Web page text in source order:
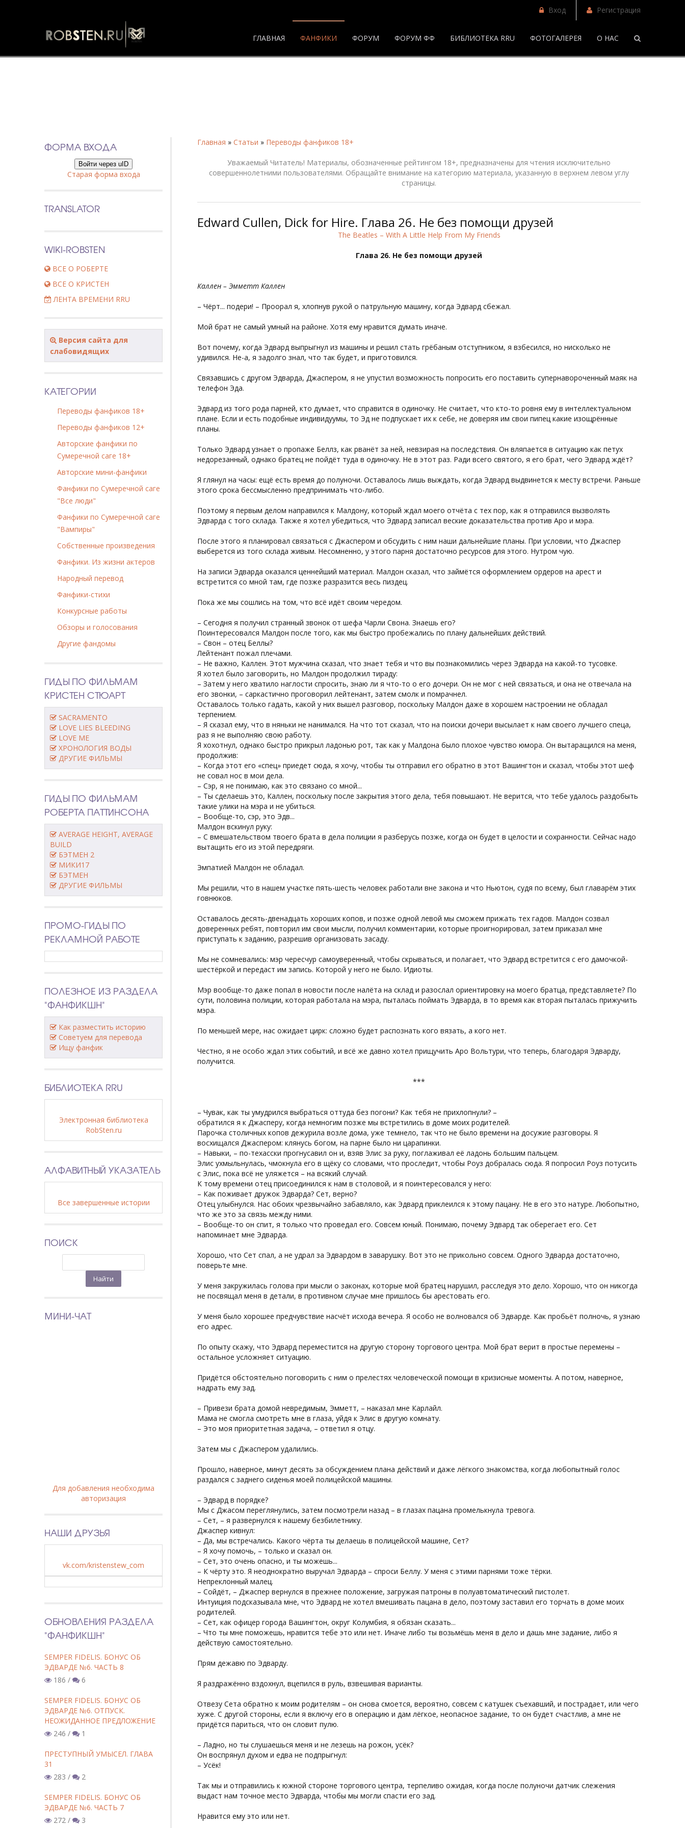
Вход Регистрация
ГЛАВНАЯ ФАНФИКИ ФОРУМ ФОРУМ ФФ БИБЛИОТЕКА RRU ФОТОГАЛЕРЕЯ О НАС
Главная » Статьи » Переводы фанфиков 18+
Уважаемый Читатель! Материалы, обозначенные рейтингом 18+, предназначены для чтения исключительно
совершеннолетними пользователями. Обращайте внимание на категорию материала, указанную в верхнем левом углу
страницы.
Edward Cullen, Dick for Hire. Глава 26. Не без помощи друзей
The Beatles – With A Little Help From My Friends
Глава 26. Не без помощи друзей
Каллен – Эмметт Каллен
– Чёрт... подери! – Проорал я, хлопнув рукой о патрульную машину, когда Эдвард сбежал.
Мой брат не самый умный на районе. Хотя ему нравится думать иначе.
Вот почему, когда Эдвард выпрыгнул из машины и решил стать грёбаным отступником, я взбесился, но нисколько не
удивился. Не-а, я задолго знал, что так будет, и приготовился.
Связавшись с другом Эдварда, Джаспером, я не упустил возможность попросить его поставить супернавороченный маяк на
телефон Эда.
Эдвард из того рода парней, кто думает, что справится в одиночку. Не считает, что кто-то ровня ему в интеллектуальном
плане. Если и есть подобные индивидуумы, то Эд не подпускает их к себе, не доверяя им свои пипец какие изощрённые
планы.
Только Эдвард узнает о пропаже Беллз, как рванёт за ней, невзирая на последствия. Он вляпается в ситуацию как петух
недорезанный, однако братец не пойдёт туда в одиночку. Не в этот раз. Ради всего святого, я его брат, чего Эдвард ждёт?
Я глянул на часы: ещё есть время до полуночи. Оставалось лишь выждать, когда Эдвард выдвинется к месту встречи. Раньше
этого срока бессмысленно предпринимать что-либо.
Поэтому я первым делом направился к Малдону, который ждал моего отчёта с тех пор, как я отправился вызволять
Эдварда с того склада. Также я хотел убедиться, что Эдвард записал веские доказательства против Аро и мэра.
После этого я планировал связаться с Джаспером и обсудить с ним наши дальнейшие планы. При условии, что Джаспер
выберется из того склада живым. Несомненно, у этого парня достаточно ресурсов для этого. Нутром чую.
На записи Эдварда оказался ценнейший материал. Малдон сказал, что займётся оформлением ордеров на арест и
встретится со мной там, где позже разразится весь пиздец.
Пока же мы сошлись на том, что всё идёт своим чередом.
– Сегодня я получил странный звонок от шефа Чарли Свона. Знаешь его?
Поинтересовался Малдон после того, как мы быстро пробежались по плану дальнейших действий.
– Свон – отец Беллы?
Лейтенант пожал плечами.
– Не важно, Каллен. Этот мужчина сказал, что знает тебя и что вы познакомились через Эдварда на какой-то тусовке.
Я хотел было заговорить, но Малдон продолжил тираду:
– Затем у него хватило наглости спросить, знаю ли я что-то о его дочери. Он не мог с ней связаться, и она не отвечала на
его звонки, – саркастично проговорил лейтенант, затем смолк и помрачнел.
Оставалось только гадать, какой у них вышел разговор, поскольку Малдон даже в хорошем настроении не обладал
терпением.
– Я сказал ему, что в няньки не нанимался. На что тот сказал, что на поиски дочери высылает к нам своего лучшего спеца,
раз я не выполняю свою работу.
Я хохотнул, однако быстро прикрыл ладонью рот, так как у Малдона было плохое чувство юмора. Он вытаращился на меня,
продолжив:
– Когда этот его «спец» приедет сюда, я хочу, чтобы ты отправил его обратно в этот Вашингтон и сказал, чтобы этот шеф
не совал нос в мои дела.
– Сэр, я не понимаю, как это связано со мной...
– Ты сделаешь это, Каллен, поскольку после закрытия этого дела, тебя повышают. Не верится, что тебе удалось раздобыть
такие улики на мэра и не убиться.
– Вообще-то, сэр, это Эдв...
Малдон вскинул руку:
– С вмешательством твоего брата в дела полиции я разберусь позже, когда он будет в целости и сохранности. Сейчас надо
вытащить его из этой передряги.
Эмпатией Малдон не обладал.
Мы решили, что в нашем участке пять-шесть человек работали вне закона и что Ньютон, судя по всему, был главарём этих
говнюков.
Оставалось десять-двенадцать хороших копов, и позже одной левой мы сможем прижать тех гадов. Малдон созвал
доверенных ребят, повторил им свои мысли, получил комментарии, которые проигнорировал, затем приказал мне
приступать к заданию, разрешив организовать засаду.
Мы не сомневались: мэр чересчур самоуверенный, чтобы скрываться, и полагает, что Эдвард встретится с его дамочкой-
шестёркой и передаст им запись. Которой у него не было. Идиоты.
Мэр вообще-то даже попал в новости после налёта на склад и разослал ориентировку на моего братца, представляете? По
сути, половина полиции, которая работала на мэра, пыталась поймать Эдварда, в то время как вторая пыталась прижучить
мэра.
По меньшей мере, нас ожидает цирк: сложно будет распознать кого вязать, а кого нет.
Честно, я не особо ждал этих событий, и всё же давно хотел прищучить Аро Вольтури, что теперь, благодаря Эдварду,
получится.
***
– Чувак, как ты умудрился выбраться оттуда без погони? Как тебя не прихлопнули? –
обратился я к Джасперу, когда немногим позже мы встретились в доме моих родителей.
Парочка столичных копов дежурила возле дома, уже темнело, так что не было времени на досужие разговоры. Я
восхищался Джаспером: клянусь богом, на парне было ни царапинки.
– Навыки, – по-техасски прогнусавил он и, взяв Элис за руку, поглаживал её ладонь большим пальцем.
Элис ухмыльнулась, чмокнула его в щёку со словами, что проследит, чтобы Роуз добралась сюда. Я попросил Роуз потусить
с Элис, пока всё не уляжется – на всякий случай.
К тому времени отец присоединился к нам в столовой, и я поинтересовался у него:
– Как поживает дружок Эдварда? Сет, верно?
Отец улыбнулся. Нас обоих чрезвычайно забавляло, как Эдвард приклеился к этому пацану. Не в его это натуре. Любопытно,
что же это за связь между ними.
– Вообще-то он спит, я только что проведал его. Совсем юный. Понимаю, почему Эдвард так оберегает его. Сет
напоминает мне Эдварда.
Хорошо, что Сет спал, а не удрал за Эдвардом в заварушку. Вот это не прикольно совсем. Одного Эдварда достаточно,
поверьте мне.
У меня закружилась голова при мысли о законах, которые мой братец нарушил, расследуя это дело. Хорошо, что он никогда
не посвящал меня в детали, в противном случае мне пришлось бы арестовать его.
У меня было хорошее предчувствие насчёт исхода вечера. Я особо не волновался об Эдварде. Как пробьёт полночь, я узнаю
его адрес.
По опыту скажу, что Эдвард переместится на другую сторону торгового центра. Мой брат верит в простые перемены –
остальное усложняет ситуацию.
Придётся обстоятельно поговорить с ним о прелестях человеческой помощи в кризисные моменты. А потом, наверное,
надрать ему зад.
– Привези брата домой невредимым, Эмметт, – наказал мне Карлайл.
Мама не смогла смотреть мне в глаза, уйдя к Элис в другую комнату.
– Это моя приоритетная задача, – ответил я отцу.
Затем мы с Джаспером удалились.
Прошло, наверное, минут десять за обсуждением плана действий и даже лёгкого знакомства, когда любопытный голос
раздался с заднего сиденья моей полицейской машины.
– Эдвард в порядке?
Мы с Джасом переглянулись, затем посмотрели назад – в глазах пацана промелькнула тревога.
– Сет, – я развернулся к нашему безбилетнику.
Джаспер кивнул:
– Да, мы встречались. Какого чёрта ты делаешь в полицейской машине, Сет?
– Я хочу помочь, – только и сказал он.
– Сет, это очень опасно, и ты можешь...
– К чёрту это. Я неоднократно выручал Эдварда – спроси Беллу. У меня с этими парнями тоже тёрки.
Непреклонный малец.
– Сойдёт, – Джаспер вернулся в прежнее положение, загружая патроны в полуавтоматический пистолет.
Интуиция подсказывала мне, что Эдвард не хотел вмешивать пацана в дело, поэтому заставил его торчать в доме моих
родителей.
– Сет, как офицер города Вашингтон, округ Колумбия, я обязан сказать...
– Что ты мне поможешь, нравится тебе это или нет. Иначе либо ты возьмёшь меня в дело и дашь мне задание, либо я
действую самостоятельно.
Прям дежавю по Эдварду.
Я раздражённо вздохнул, вцепился в руль, взвешивая варианты.
Отвезу Сета обратно к моим родителям – он снова смоется, вероятно, совсем с катушек съехавший, и пострадает, или чего
хуже. С другой стороны, если я включу его в операцию и дам лёгкое, неопасное задание, то он будет счастлив, а мне не
придётся париться, что он словит пулю.
– Ладно, но ты слушаешься меня и не лезешь на рожон, усёк?
Он воспрянул духом и едва не подпрыгнул:
– Усёк!
Так мы и отправились к южной стороне торгового центра, терпеливо ожидая, когда после полуночи датчик слежения
выдаст нам точное место Эдварда, чтобы мы могли спасти его зад.
Нравится ему это или нет.
ФОРМА ВХОДА
Войти через uID
Старая форма входа
TRANSLATOR
WIKI-ROBSTEN
ВСЕ О РОБЕРТЕ
ВСЕ О КРИСТЕН
ЛЕНТА ВРЕМЕНИ RRU
Версия сайта для
слабовидящих
КАТЕГОРИИ
Переводы фанфиков 18+
Переводы фанфиков 12+
Авторские фанфики по
Сумеречной саге 18+
Авторские мини-фанфики
Фанфики по Сумеречной саге
"Все люди"
Фанфики по Сумеречной саге
"Вампиры"
Собственные произведения
Фанфики. Из жизни актеров
Народный перевод
Фанфики-стихи
Конкурсные работы
Обзоры и голосования
Другие фандомы
ГИДЫ ПО ФИЛЬМАМ
КРИСТЕН СТЮАРТ
SACRAMENTO
LOVE LIES BLEEDING
LOVE ME
ХРОНОЛОГИЯ ВОДЫ
ДРУГИЕ ФИЛЬМЫ
ГИДЫ ПО ФИЛЬМАМ
РОБЕРТА ПАТТИНСОНА
AVERAGE HEIGHT, AVERAGE
BUILD
БЭТМЕН 2
МИКИ17
БЭТМЕН
ДРУГИЕ ФИЛЬМЫ
ПРОМО-ГИДЫ ПО
РЕКЛАМНОЙ РАБОТЕ
ПОЛЕЗНОЕ ИЗ РАЗДЕЛА
"ФАНФИКШН"
Как разместить историю
Советуем для перевода
Ищу фанфик
БИБЛИОТЕКА RRU
Электронная библиотека
RobSten.ru
АЛФАВИТНЫЙ УКАЗАТЕЛЬ
Все завершенные истории
ПОИСК
МИНИ-ЧАТ
Для добавления необходима
авторизация
НАШИ ДРУЗЬЯ
vk.com/kristenstew_com
ОБНОВЛЕНИЯ РАЗДЕЛА
"ФАНФИКШН"
SEMPER FIDELIS. БОНУС ОБ
ЭДВАРДЕ №6. ЧАСТЬ 8
186 /
6
SEMPER FIDELIS. БОНУС ОБ
ЭДВАРДЕ №6. ОТПУСК.
НЕОЖИДАННОЕ ПРЕДЛОЖЕНИЕ
246 /
1
ПРЕСТУПНЫЙ УМЫСЕЛ. ГЛАВА
31
283 /
2
SEMPER FIDELIS. БОНУС ОБ
ЭДВАРДЕ №6. ЧАСТЬ 7
272 /
3